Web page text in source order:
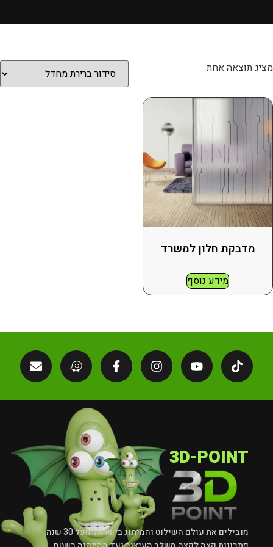
מציג תוצאה אחת
מדבקת חלון למשרד
מידע נוסף
3D-POINT
מובילים את עולם השילוט והמיתוג בישראל מעל 30 שנה.